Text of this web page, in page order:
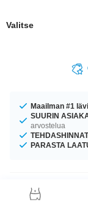
Valitse
Maailman #1
SUURIN
arvostelua
TEHDASHINNAT
PARASTA